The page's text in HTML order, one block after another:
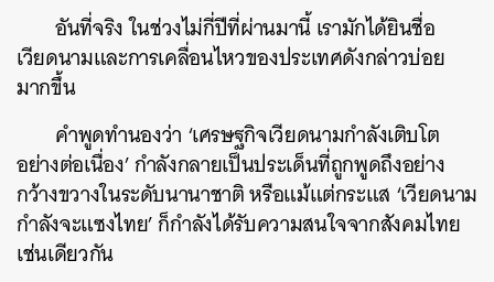
อันที่จริง ในช่วงไม่กี่ปีที่ผ่านมานี้ เรามักได้ยินชื่อ
เวียดนามและการเคลื่อนไหวของประเทศดังกล่าวบ่อย
มากขึ้น
คำพูดทำนองว่า ‘เศรษฐกิจเวียดนามกำลังเติบโต
อย่างต่อเนื่อง’ กำลังกลายเป็นประเด็นที่ถูกพูดถึงอย่าง
กว้างขวางในระดับนานาชาติ หรือแม้แต่กระแส ‘เวียดนาม
กำลังจะแซงไทย’ ก็กำลังได้รับความสนใจจากสังคมไทย
เช่นเดียวกัน